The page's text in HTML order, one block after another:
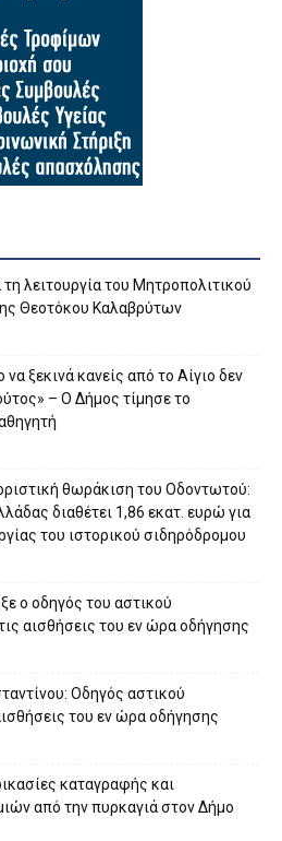
λειτουργία του Μητροπολιτικού
Θεοτόκου Καλαβρύτων
ξεκινά κανείς από το Αίγιο δεν
– O Δήμος τίμησε το
θωράκιση του Οδοντωτού:
διαθέτει 1,86 εκατ. ευρώ για
του ιστορικού σιδηρόδρομου
ο οδηγός του αστικού
αισθήσεις του εν ώρα οδήγησης
Οδηγός αστικού
του εν ώρα οδήγησης
καταγραφής και
από την πυρκαγιά στον Δήμο